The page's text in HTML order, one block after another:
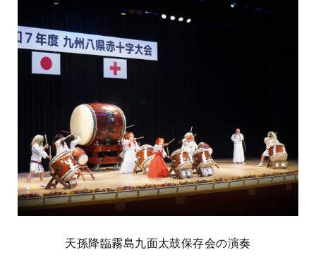
天孫降臨霧島九面太鼓保存会の演奏